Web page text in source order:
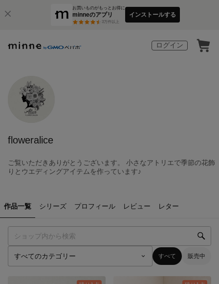
お買いものがもっとお得に
minneのアプリ
3万件以上
インストールする
ログイン
floweralice
ご覧いただきありがとうございます。 小さなアトリエで季節の花飾
りとウエディングアイテムを作っています♪
作品一覧 シリーズ プロフィール レビュー レター
すべて 販売中